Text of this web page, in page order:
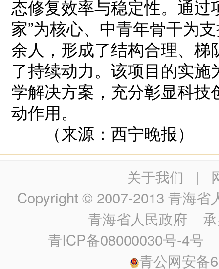
态修复效率与稳定性。通过
家”为核心、中青年骨干为
余人，形成了结构合理、
了持续动力。该项目的实
学解决方案，充分彰显科
动作用。
（来源：西宁晚报）
关于我们 |
Copyright © 2007-2013 青海省
青海省人民政府 承
青ICP备08000030号-4号
青公网安备